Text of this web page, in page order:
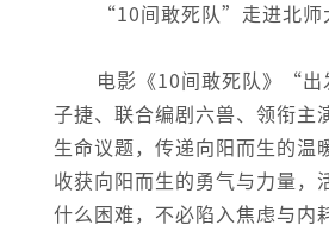
“10间敢死队”走进北师
电影《10间敢死队》“
子捷、联合编剧六兽、领衔主
生命议题，传递向阳而生的
收获向阳而生的勇气与力量
什么困难，不必陷入焦虑与内